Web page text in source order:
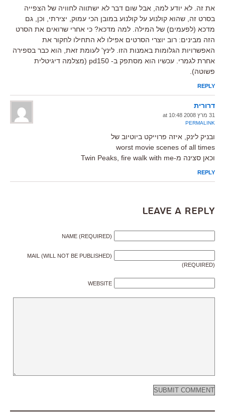
את זה. לא יודע למה, אבל שום דבר לא ישתווה לחוויה של הצפייה
בסרט זה, שהוא קולנוע על קולנוע במובן הכי עמוק, יצירתי, וכן, גם
מדכא (לפעמים) של המילה. למה מדכא? כי אחרי שרואים את הסרט
הזה מבינים: רוב יוצרי הסרטים אפילו לא התחילו לחקור את
האפשרויות הגלומות באמנות הזו. לינץ' לעומת זאת, הוא כבר בספירה
אחרת לגמרי. עכשיו הוא מסתפק ב- pd150 (מצלמה דיגיטלית
פשוטה).
REPLY
דרורית
31 מרץ 2008 at 10:48
PERMALINK
ובניק לינק, איזה פרוייקט ביוטיוב של
worst movie scenes of all times
וכאן סצינה מ-Twin Peaks, fire walk with me
REPLY
Leave a Reply
NAME (REQUIRED)
MAIL (WILL NOT BE PUBLISHED)
(REQUIRED)
WEBSITE